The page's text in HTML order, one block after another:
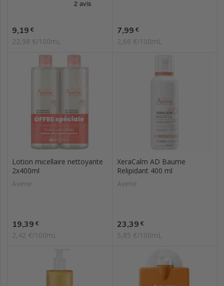
Prix
9,19 €
22,98 €/100mL
Prix
7,99 €
2,66 €/100mL
Lotion micellaire nettoyante
2x400ml
Avene
Prix
19,39 €
2,42 €/100mL
XeraCalm AD Baume
Relipidant 400 ml
Avene
Prix
23,39 €
5,85 €/100mL